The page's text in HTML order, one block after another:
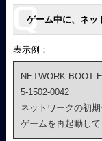
ゲーム中に、ネッ
表示例：
NETWORK BOOT
5-1502-0042
ネットワークの初
ゲームを再起動し